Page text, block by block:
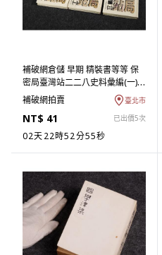
補破網倉儲 早期 精裝書等等 保
密局臺灣站二二八史料彙編(一)
(二)等等 3本 (BB-TBAB02T)JK
補破網拍賣 臺北市
NT$ 41 已出價5次
02天22時52分55秒